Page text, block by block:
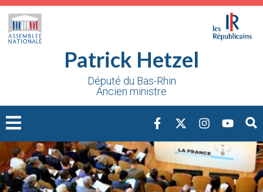
Patrick Hetzel
Député du Bas-Rhin
Ancien ministre
Cookies management panel